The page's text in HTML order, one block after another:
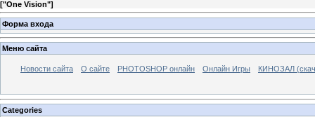
["One Vision"]
Форма входа
Меню сайта
Новости сайта О сайте PHOTOSHOP онлайн Онлайн Игры КИНОЗАЛ
Categories